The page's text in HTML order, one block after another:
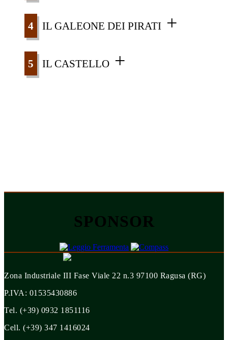
IL GALEONE DEI PIRATI
IL CASTELLO
SPONSOR
Zona Industriale III Fase Viale 22 n.3 97100 Ragusa (RG)
P.IVA: 01535430886
Tel. (+39) 0932 1851116
Cell. (+39) 347 1416024